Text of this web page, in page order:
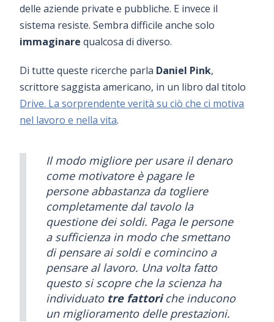
delle aziende private e pubbliche. E invece il
sistema resiste. Sembra difficile anche solo
immaginare qualcosa di diverso.
Di tutte queste ricerche parla Daniel Pink,
scrittore saggista americano, in un libro dal titolo
Drive. La sorprendente verità su ciò che ci motiva
nel lavoro e nella vita.
Il modo migliore per usare il denaro
come motivatore è pagare le
persone abbastanza da togliere
completamente dal tavolo la
questione dei soldi. Paga le persone
a sufficienza in modo che smettano
di pensare ai soldi e comincino a
pensare al lavoro. Una volta fatto
questo si scopre che la scienza ha
individuato tre fattoriche inducono
un miglioramento delle prestazioni.